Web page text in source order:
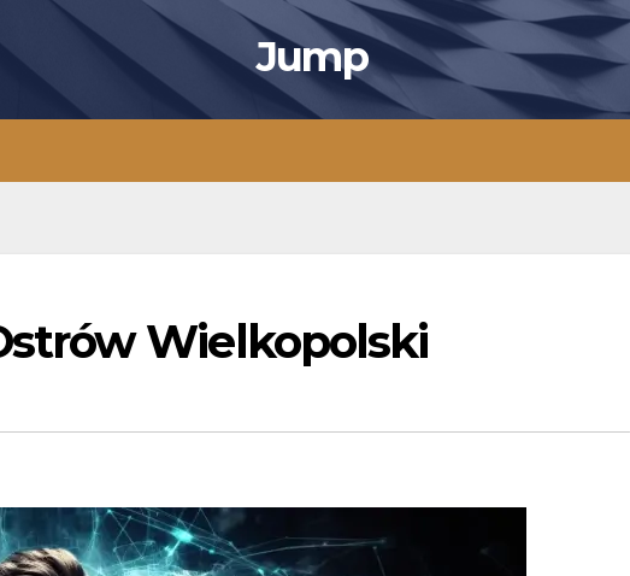
Jump
Wielkopolski